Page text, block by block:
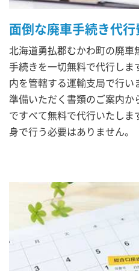
面倒な廃車手続き代
北海道勇払郡むかわ町の廃
手続きを一切無料で代行し
内を管轄する運輸支局で行
準備いただく書類のご案内
ですべて無料で代行いたし
身で行う必要はありません。